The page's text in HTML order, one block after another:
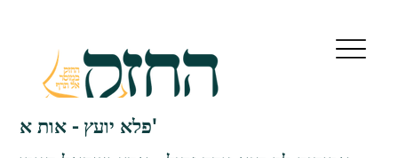
פלא יועץ - אות א'